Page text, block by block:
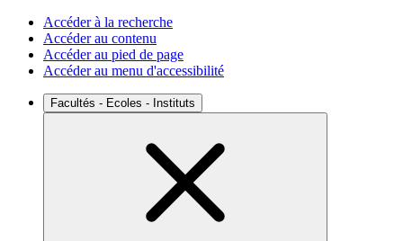
Accéder à la recherche
Accéder au contenu
Accéder au pied de page
Accéder au menu d'accessibilité
Facultés - Ecoles - Instituts